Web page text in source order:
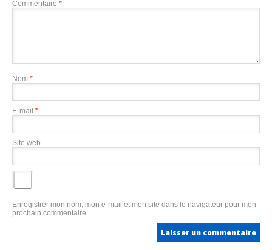
Commentaire *
Nom *
E-mail *
Site web
Enregistrer mon nom, mon e-mail et mon site dans le navigateur pour mon
prochain commentaire.